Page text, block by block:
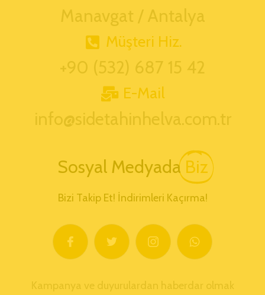
Manavgat / Antalya
Müşteri Hiz.
+90 (532) 687 15 42
E-Mail
info@sidetahinhelva.com.tr
Sosyal Medyada Biz
Bizi Takip Et! İndirimleri Kaçırma!
Kampanya ve duyurulardan haberdar olmak